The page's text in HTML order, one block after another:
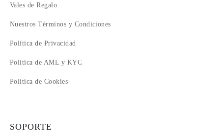
Vales de Regalo
Nuestros Términos y Condiciones
Política de Privacidad
Política de AML y KYC
Política de Cookies
SOPORTE